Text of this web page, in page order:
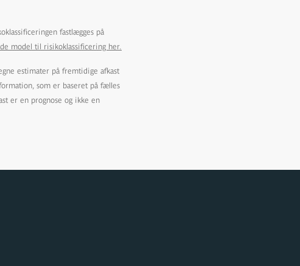
fastlægges på
model til risikoklassificering her.
estimater på fremtidige afkast
som er baseret på fælles
er en prognose og ikke en